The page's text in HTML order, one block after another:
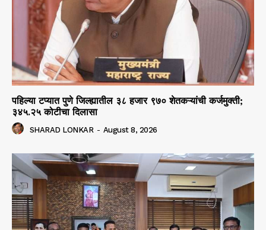
पहिल्या टप्यात पुणे जिल्ह्यातील ३८ हजार ९७० शेतकऱ्यांची कर्जमुक्ती;
३४५.२५ कोटीचा दिलासा
SHARAD LONKAR - August 8, 2026